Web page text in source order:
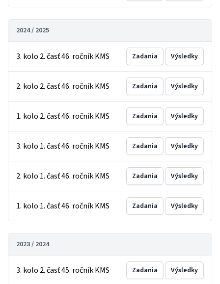
2024 / 2025
3. kolo 2. časť 46. ročník KMS Zadania Výsledky
2. kolo 2. časť 46. ročník KMS Zadania Výsledky
1. kolo 2. časť 46. ročník KMS Zadania Výsledky
3. kolo 1. časť 46. ročník KMS Zadania Výsledky
2. kolo 1. časť 46. ročník KMS Zadania Výsledky
1. kolo 1. časť 46. ročník KMS Zadania Výsledky
2023 / 2024
3. kolo 2. časť 45. ročník KMS Zadania Výsledky